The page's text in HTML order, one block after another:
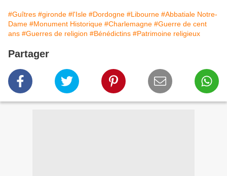
#Guîtres #gironde #l'Isle #Dordogne #Libourne #Abbatiale Notre-
Dame #Monument Historique #Charlemagne #Guerre de cent
ans #Guerres de religion #Bénédictins #Patrimoine religieux
Partager